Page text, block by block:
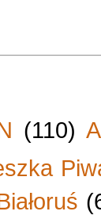
(110)